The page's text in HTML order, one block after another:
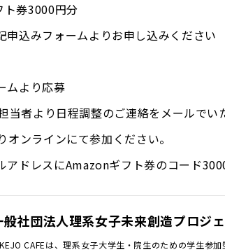
券3000円分
込みフォームよりお申し込みください
ムより応募
当者より日程調整のご連絡をメールでい
ンラインにて参加ください。
ドレスにAmazonギフト券のコード
般社団法人理系女子未来創造プロジ
CAFEは、理系女子大学生・院生のための学生参